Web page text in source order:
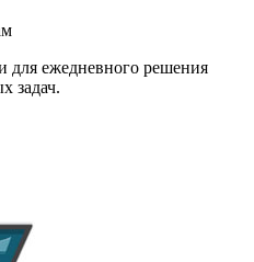
для ежедневного решения
задач.